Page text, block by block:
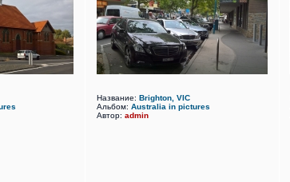
Название: Brighton, VIC
Альбом: Australia in pictures
Автор: admin